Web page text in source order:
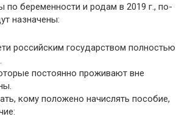
по беременности и родам в 2019 г., по-
назначены:
российским государством полностью
постоянно проживают вне
кому положено начислять пособие,